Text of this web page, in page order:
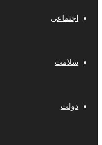
اجتماعی
سلامت
دولت